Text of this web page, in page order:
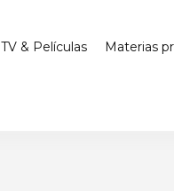
TV & Películas Materias